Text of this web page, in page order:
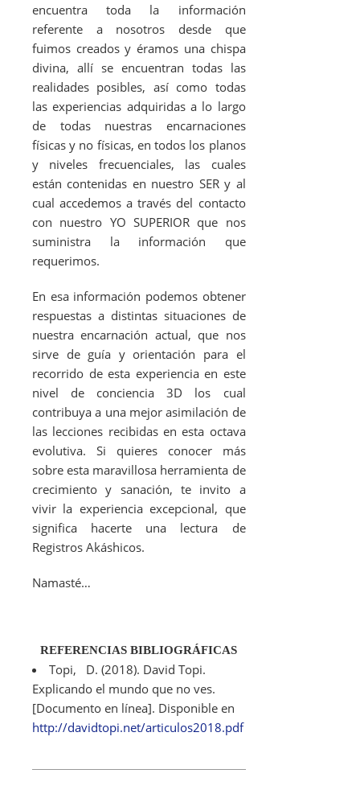
encuentra toda la información
referente a nosotros desde que
fuimos creados y éramos una chispa
divina, allí se encuentran todas las
realidades posibles, así como todas
las experiencias adquiridas a lo largo
de todas nuestras encarnaciones
físicas y no físicas, en todos los planos
y niveles frecuenciales, las cuales
están contenidas en nuestro SER y al
cual accedemos a través del contacto
con nuestro YO SUPERIOR que nos
suministra la información que
requerimos.
En esa información podemos obtener
respuestas a distintas situaciones de
nuestra encarnación actual, que nos
sirve de guía y orientación para el
recorrido de esta experiencia en este
nivel de conciencia 3D los cual
contribuya a una mejor asimilación de
las lecciones recibidas en esta octava
evolutiva. Si quieres conocer más
sobre esta maravillosa herramienta de
crecimiento y sanación, te invito a
vivir la experiencia excepcional, que
significa hacerte una lectura de
Registros Akáshicos.
Namasté…
REFERENCIAS BIBLIOGRÁFICAS
Topi, D. (2018). David Topi.
Explicando el mundo que no ves.
[Documento en línea]. Disponible en
http://davidtopi.net/articulos2018.pdf